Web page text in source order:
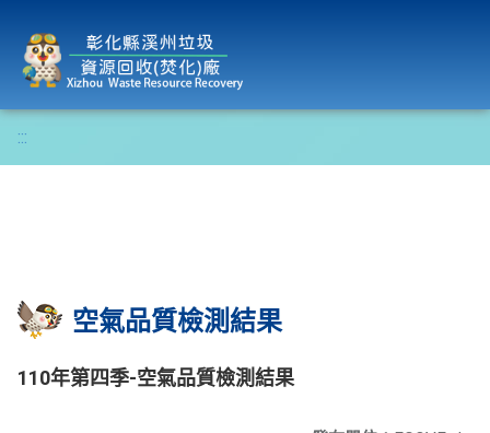
:::
空氣品質檢測結果
110年第四季-空氣品質檢測結果